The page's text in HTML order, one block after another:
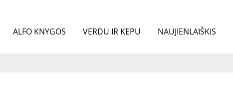
ALFO KNYGOS VERDU IR KEPU NAUJIENLAIŠKIS